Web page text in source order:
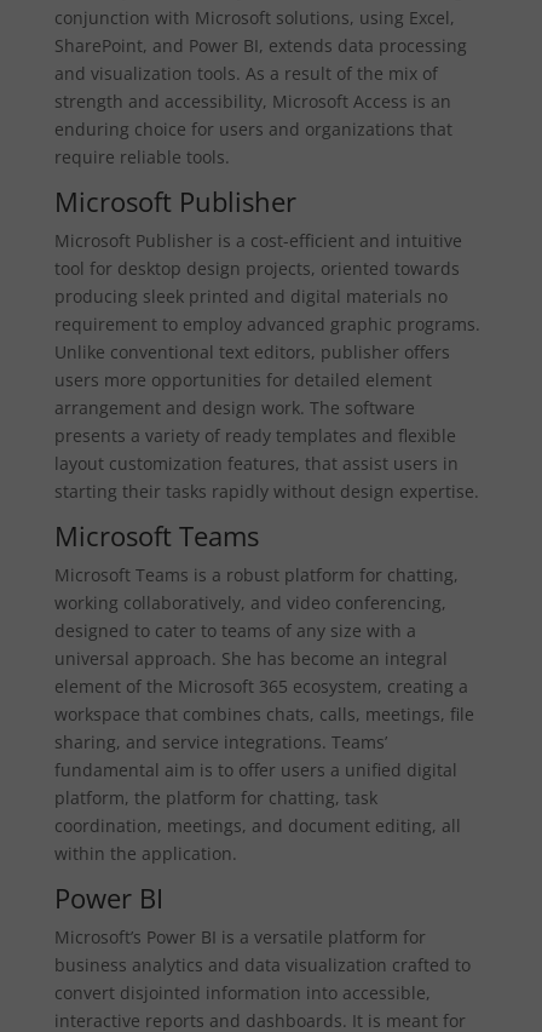
conjunction with Microsoft solutions, using Excel,
SharePoint, and Power BI, extends data processing
and visualization tools. As a result of the mix of
strength and accessibility, Microsoft Access is an
enduring choice for users and organizations that
require reliable tools.
Microsoft Publisher
Microsoft Publisher is a cost-efficient and intuitive
tool for desktop design projects, oriented towards
producing sleek printed and digital materials no
requirement to employ advanced graphic programs.
Unlike conventional text editors, publisher offers
users more opportunities for detailed element
arrangement and design work. The software
presents a variety of ready templates and flexible
layout customization features, that assist users in
starting their tasks rapidly without design expertise.
Microsoft Teams
Microsoft Teams is a robust platform for chatting,
working collaboratively, and video conferencing,
designed to cater to teams of any size with a
universal approach. She has become an integral
element of the Microsoft 365 ecosystem, creating a
workspace that combines chats, calls, meetings, file
sharing, and service integrations. Teams’
fundamental aim is to offer users a unified digital
platform, the platform for chatting, task
coordination, meetings, and document editing, all
within the application.
Power BI
Microsoft’s Power BI is a versatile platform for
business analytics and data visualization crafted to
convert disjointed information into accessible,
interactive reports and dashboards. It is meant for